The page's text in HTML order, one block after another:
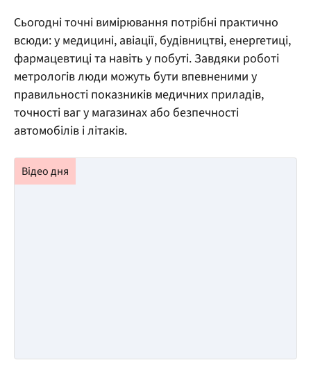
Сьогодні точні вимірювання потрібні практично
всюди: у медицині, авіації, будівництві, енергетиці,
фармацевтиці та навіть у побуті. Завдяки роботі
метрологів люди можуть бути впевненими у
правильності показників медичних приладів,
точності ваг у магазинах або безпечності
автомобілів і літаків.